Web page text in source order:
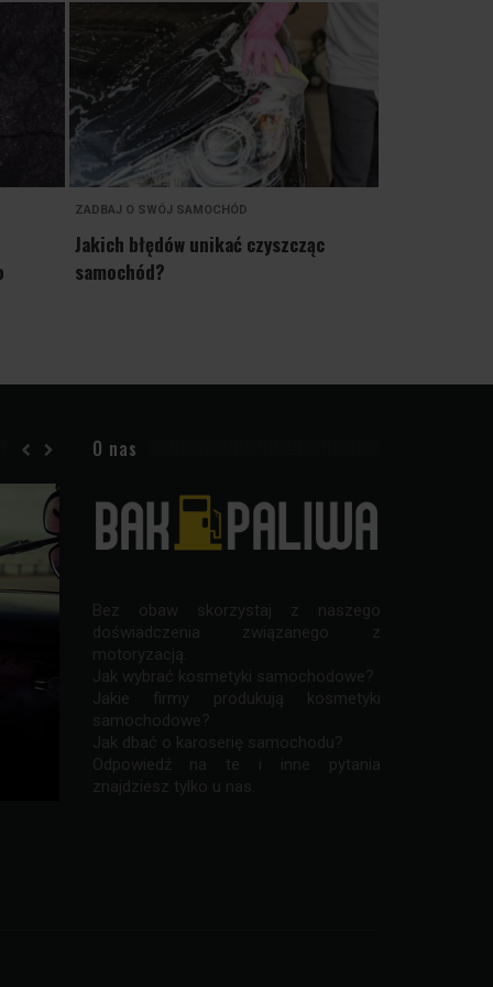
ZADBAJ O SWÓJ SAMOCHÓD
Jakich błędów unikać czyszcząc
samochód?
Czy Subaru są dobrymi
samochodami? Czy są...
Samochód
O nas
Bez obaw skorzystaj z naszego
doświadczenia związanego z
motoryzacją.
Jak wybrać kosmetyki samochodowe?
Jakie firmy produkują kosmetyki
samochodowe?
Jak dbać o karoserię samochodu?
Odpowiedź na te i inne pytania
znajdziesz tylko u nas.